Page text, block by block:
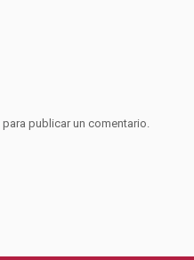
para publicar un comentario.